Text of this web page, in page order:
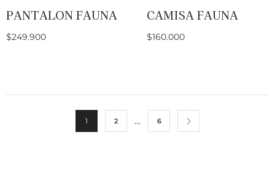
PANTALON FAUNA
$249.900
CAMISA FAUNA
$160.000
1 2 … 6